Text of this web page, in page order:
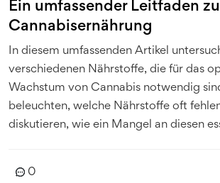
Ein umfassender Leitfaden
Cannabisernährung
In diesem umfassenden Artikel
verschiedenen Nährstoffe, die für das
Wachstum von Cannabis notwendig
beleuchten, welche Nährstoffe oft
diskutieren, wie ein Mangel an diesen
optimalen Ernährungszustand der
0